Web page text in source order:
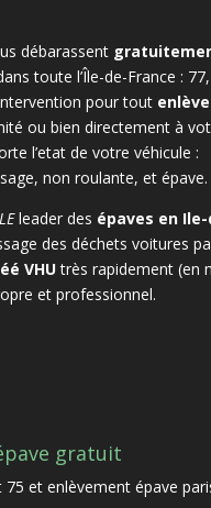
débarassent
toute l’Île-de-France :
pour tout
ou bien directement à
l’etat de votre véhicule :
non roulante, et épave.
LEleader des épaves en
des déchets voitures
VHUtrès rapidement (en
et professionnel.
gratuit
75 et enlèvement épave